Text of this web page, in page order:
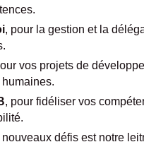
, pour la gestion et la
vos projets de
, pour fidéliser vos
défis est notre